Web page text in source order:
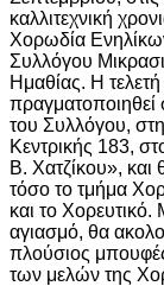
καλλιτεχνική
Χορωδία
Συλλόγου
Ημαθίας. Η
πραγματοποιηθεί
του Συλλόγου,
Κεντρικής 183,
Β. Χατζίκου», και
τόσο το τμήμα
και το Χορευτικό.
αγιασμό, θα
πλούσιος
των μελών της